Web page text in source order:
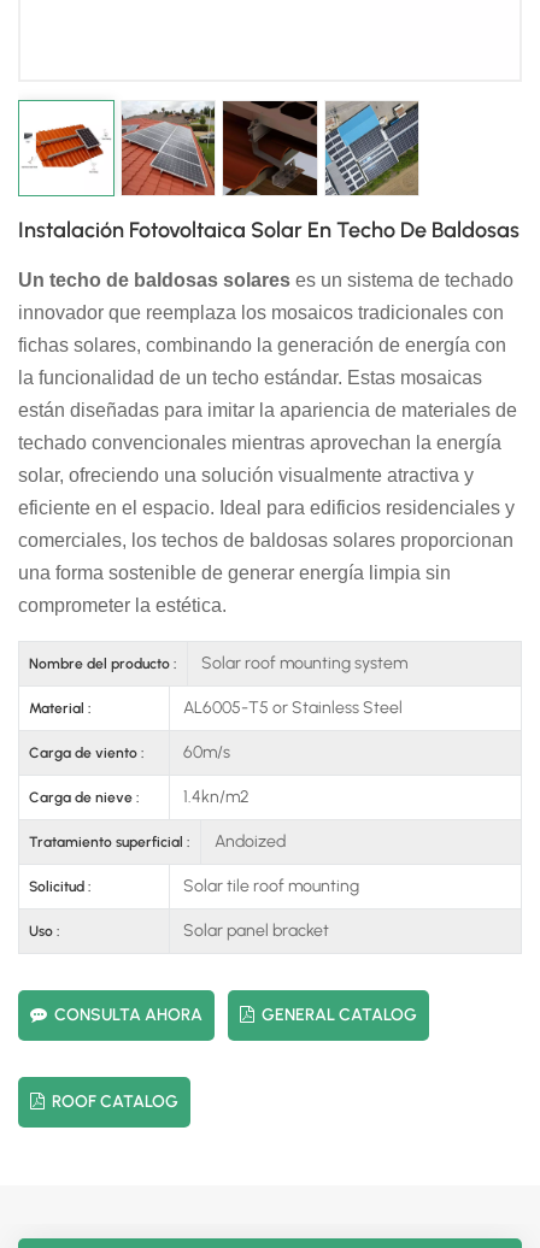
Instalación Fotovoltaica Solar En Techo De Baldosas
Un techo de baldosas solares es un sistema de techado
innovador que reemplaza los mosaicos tradicionales con
fichas solares, combinando la generación de energía con
la funcionalidad de un techo estándar. Estas mosaicas
están diseñadas para imitar la apariencia de materiales de
techado convencionales mientras aprovechan la energía
solar, ofreciendo una solución visualmente atractiva y
eficiente en el espacio. Ideal para edificios residenciales y
comerciales, los techos de baldosas solares proporcionan
una forma sostenible de generar energía limpia sin
comprometer la estética.
Nombre del producto : Solar roof mounting system
Material : AL6005-T5 or Stainless Steel
Carga de viento : 60m/s
Carga de nieve : 1.4kn/m2
Tratamiento superficial : Andoized
Solicitud : Solar tile roof mounting
Uso : Solar panel bracket
CONSULTA AHORA GENERAL CATALOG
ROOF CATALOG